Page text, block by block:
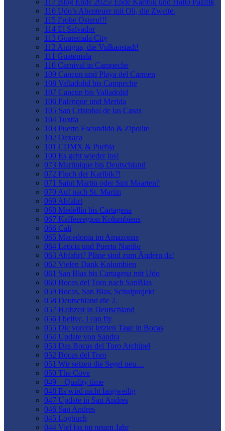
117 Blog Ende 2025/ Ende Karibik und Hallo Pazifik
116 Udo’s Abenteuer mit Oli, die Zweite.
115 Frohe Ostern!!!
114 El Salvador
113 Guatemala City
112 Antigua, die Vulkanstadt!
111 Guatemala
110 Carnival in Campeche
109 Cancun und Playa del Carmen
108 Valladolid bis Campeche
107 Cancun bis Valladolid
106 Palenque und Merida
105 San Cristobal de las Casas
104 Tuxtla
103 Puerto Escondido & Zipolite
102 Oaxaca
101 CDMX & Puebla
100 Es geht wieder los!
073 Martinique bis Deutschland
072 Fluch der Karibik?!
071 Saint Martin oder Sint Maarten?
070 Auf nach St. Martin
069 Abfahrt
068 Medellín bis Cartagena
067 Kaffeeregion Kolumbiens
066 Cali
065 Macedonia im Amazonas
064 Leticia und Puerto Nariño
063 Abfahrt? Pläne sind zum Ändern da!
062 Vielen Dank Kolumbien
061 San Blas bis Cartagena mit Udo
060 Bocas del Toro nach SanBlas
059 Bocas, San Blas, Schulprojekt
058 Deutschland die 2.
057 Halbzeit in Deutschland
056 I belive, I can fly
055 Die vorerst letzten Tage in Bocas
054 Update von Sandra
053 Das Bocas del Toro Archipel
052 Bocas del Toro
051 Wir setzen die Segel neu…
050 The Cove
049 – Quality time
048 Es wird nicht langweilig
047 Update in San Andres
046 San Andres
045 Logbuch
044 Viel los im neuen Jahr